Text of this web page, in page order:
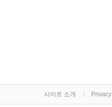
사이트 소개 Privacy